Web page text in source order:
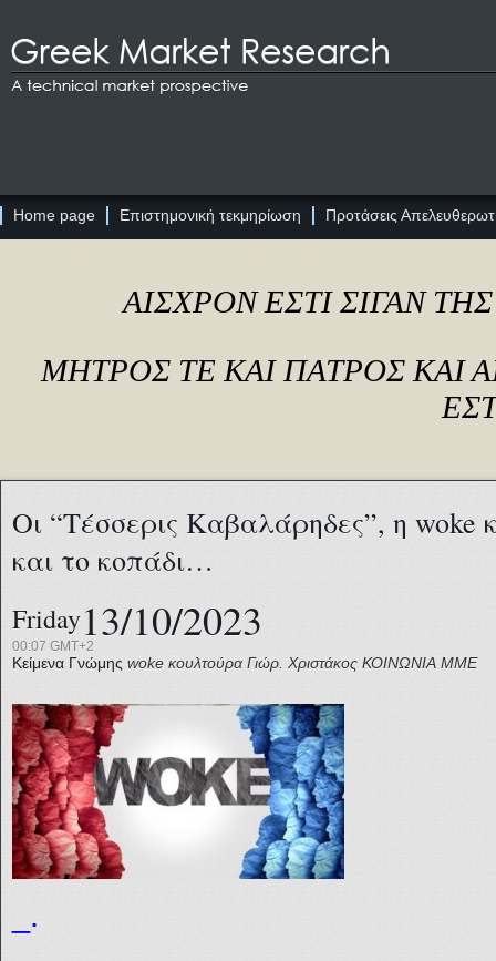
Home page Επιστημονική τεκμηρίωση Προτάσεις
ΑΙΣΧΡΟΝ ΕΣΤΙ ΣΙΓΑΝ
ΜΗΤΡΟΣ ΤΕ ΚΑΙ ΠΑΤΡΟΣ ΚΑΙ
Οι “Τέσσερις Καβαλάρηδες”, η
και το κοπάδι…
Friday13/10/2023
00:07 GMT+2
Κείμενα Γνώμης woke κουλτούρα Γιώρ. Χριστάκος ΚΟΙΝΩΝΙΑ ΜΜΕ
_.